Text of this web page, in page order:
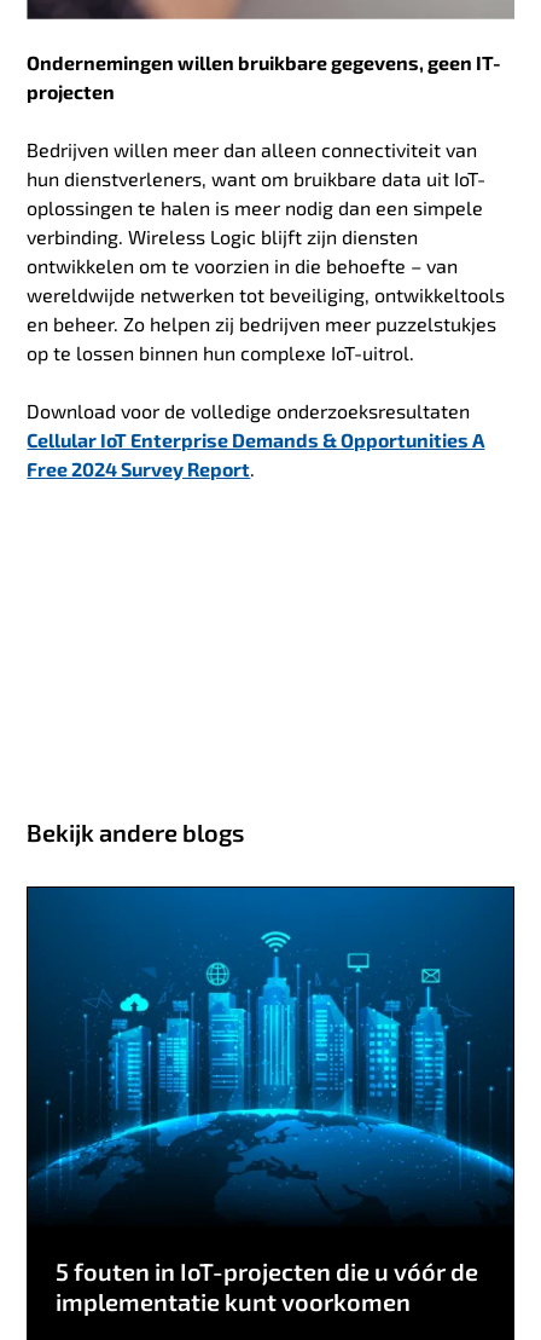
Ondernemingen willen bruikbare gegevens, geen IT-
projecten
Bedrijven willen meer dan alleen connectiviteit van
hun dienstverleners, want om bruikbare data uit IoT-
oplossingen te halen is meer nodig dan een simpele
verbinding. Wireless Logic blijft zijn diensten
ontwikkelen om te voorzien in die behoefte – van
wereldwijde netwerken tot beveiliging, ontwikkeltools
en beheer. Zo helpen zij bedrijven meer puzzelstukjes
op te lossen binnen hun complexe IoT-uitrol.
Download voor de volledige onderzoeksresultaten
Cellular IoT Enterprise Demands & Opportunities A
Free 2024 Survey Report
Bekijk andere blogs
5 fouten in IoT-projecten die u vóór de
implementatie kunt voorkomen